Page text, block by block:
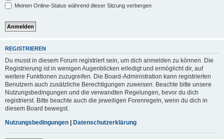
Meinen Online-Status während dieser Sitzung verbergen
REGISTRIEREN
Du musst in diesem Forum registriert sein, um dich anmelden zu können. Die
Registrierung ist in wenigen Augenblicken erledigt und ermöglicht dir, auf
weitere Funktionen zuzugreifen. Die Board-Administration kann registrierten
Benutzern auch zusätzliche Berechtigungen zuweisen. Beachte bitte unsere
Nutzungsbedingungen und die verwandten Regelungen, bevor du dich
registrierst. Bitte beachte auch die jeweiligen Forenregeln, wenn du dich in
diesem Board bewegst.
Nutzungsbedingungen | Datenschutzerklärung